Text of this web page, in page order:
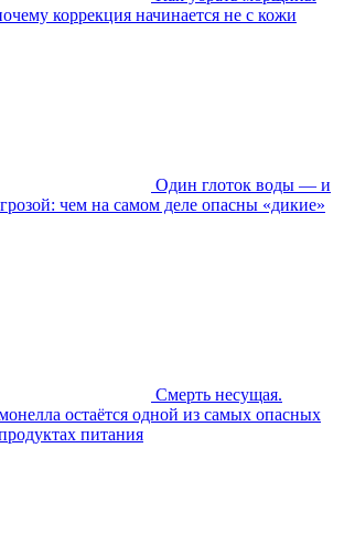
коррекция начинается не с кожи
Один глоток воды — и
чем на самом деле опасны «дикие»
Смерть несущая.
остаётся одной из самых опасных
питания